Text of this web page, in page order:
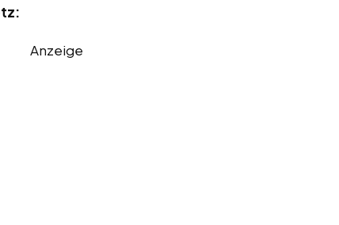
Anzeige